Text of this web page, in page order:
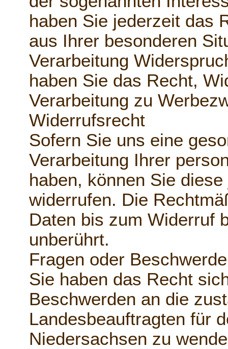
haben Sie jederzeit das
aus Ihrer besonderen
Verarbeitung
haben Sie das Recht,
Verarbeitung zu
Widerrufsrecht
Sofern Sie uns eine
Verarbeitung Ihrer
haben, können Sie
widerrufen. Die
Daten bis zum Widerruf
unberührt.
Fragen oder
Sie haben das Recht
Beschwerden an die
Landesbeauftragten für
Niedersachsen zu